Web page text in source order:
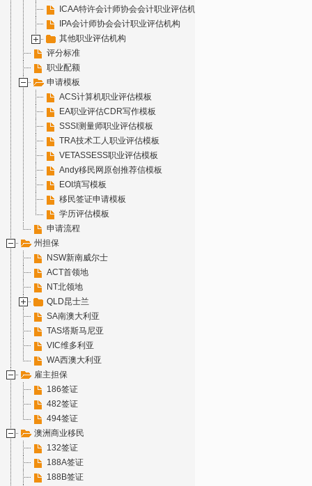
ICAA特许会计师协会会计职业评估机构
IPA会计师协会会计职业评估机构
其他职业评估机构
评分标准
职业配额
申请模板
ACS计算机职业评估模板
EA职业评估CDR写作模板
SSSI测量师职业评估模板
TRA技术工人职业评估模板
VETASSESS职业评估模板
Andy移民网原创推荐信模板
EOI填写模板
移民签证申请模板
学历评估模板
申请流程
州担保
NSW新南威尔士
ACT首领地
NT北领地
QLD昆士兰
SA南澳大利亚
TAS塔斯马尼亚
VIC维多利亚
WA西澳大利亚
雇主担保
186签证
482签证
494签证
澳洲商业移民
132签证
188A签证
188B签证